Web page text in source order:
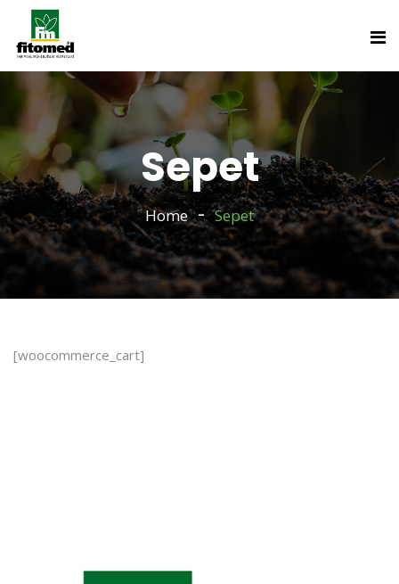
Sepet
Home Sepet
[woocommerce_cart]